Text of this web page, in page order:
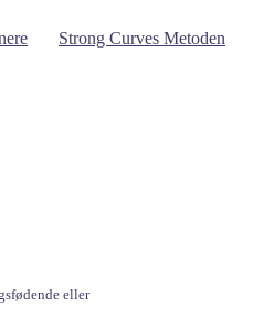
Strong Curves Metoden
eller